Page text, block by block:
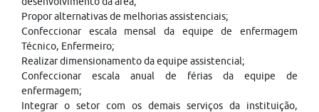
Propor alternativas de melhorias assistenciais;
Confeccionar escala mensal da equipe de enfermagem
Técnico, Enfermeiro;
Realizar dimensionamento da equipe assistencial;
Confeccionar escala anual de férias da equipe de
enfermagem;
Integrar o setor com os demais serviços da instituição,